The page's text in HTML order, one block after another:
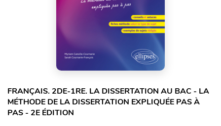
FRANÇAIS. 2DE-1RE. LA DISSERTATION AU BAC - LA
MÉTHODE DE LA DISSERTATION EXPLIQUÉE PAS À
PAS - 2E ÉDITION